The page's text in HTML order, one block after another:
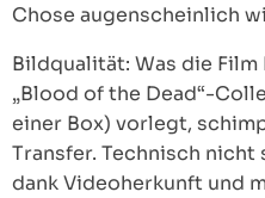
Chose augenscheinlich
Bildqualität: Was die
„Blood of the Dead“-
einer Box) vorlegt,
Transfer. Technisch
dank Videoherkunft und